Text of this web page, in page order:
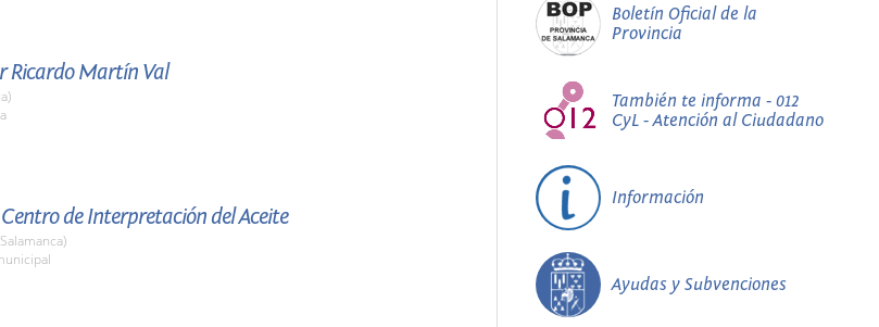
Ricardo Martín Val
de Interpretación del Aceite
Boletín Oficial de la
Provincia
También te informa - 012
CyL - Atención al Ciudadano
Información
Ayudas y Subvenciones